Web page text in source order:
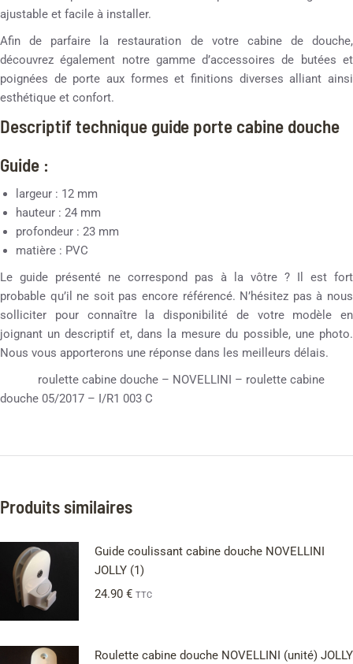
ajustable et facile à installer.
Afin de parfaire la restauration de votre cabine de douche,
découvrez également notre gamme d’accessoires de butées et
poignées de porte aux formes et finitions diverses alliant ainsi
esthétique et confort.
Descriptif technique guide porte cabine douche
Guide :
largeur : 12 mm
hauteur : 24 mm
profondeur : 23 mm
matière : PVC
Le guide présenté ne correspond pas à la vôtre ? Il est fort
probable qu’il ne soit pas encore référencé. N’hésitez pas à nous
solliciter pour connaître la disponibilité de votre modèle en
joignant un descriptif et, dans la mesure du possible, une photo.
Nous vous apporterons une réponse dans les meilleurs délais.
roulette cabine douche – NOVELLINI – roulette cabine
douche 05/2017 – I/R1 003 C
Produits similaires
Guide coulissant cabine douche NOVELLINI
JOLLY (1)
24.90 € TTC
Roulette cabine douche NOVELLINI (unité) JOLLY